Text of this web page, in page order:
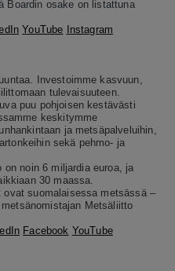
Boardin osake on listattuna
YouTube Instagram
Investoimme kasvuun,
tulevaisuuteen.
puu pohjoisen kestävästi
keskitymme
ja metsäpalveluihin,
sekä pehmo- ja
on noin 6 miljardia euroa, ja
30 maassa.
ovat suomalaisessa metsässä –
Metsäliitto
Facebook YouTube